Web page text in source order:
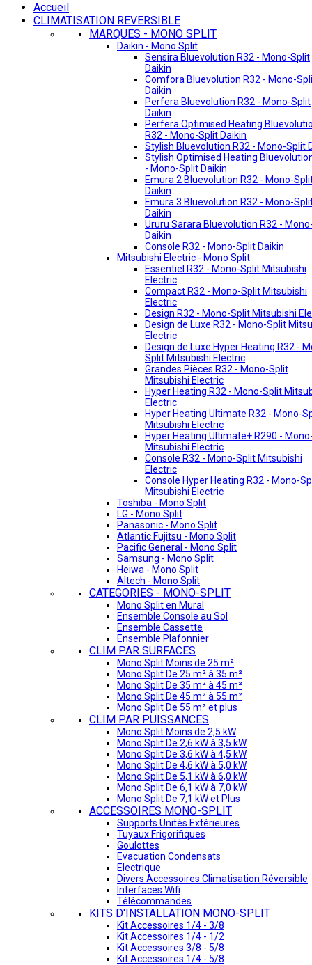
Accueil
CLIMATISATION REVERSIBLE
MARQUES - MONO SPLIT
Daikin - Mono Split
Sensira Bluevolution R32 - Mono-Split
Daikin
Comfora Bluevolution R32 - Mono-
Daikin
Perfera Bluevolution R32 - Mono-Split
Daikin
Perfera Optimised Heating
R32 - Mono-Split Daikin
Stylish Bluevolution R32 - Mono-Split
Stylish Optimised Heating
- Mono-Split Daikin
Emura 2 Bluevolution R32 - Mono-
Daikin
Emura 3 Bluevolution R32 - Mono-
Daikin
Ururu Sarara Bluevolution R32 -
Daikin
Console R32 - Mono-Split Daikin
Mitsubishi Electric - Mono Split
Essentiel R32 - Mono-Split Mitsubishi
Electric
Compact R32 - Mono-Split Mitsubishi
Electric
Design R32 - Mono-Split Mitsubishi
Design de Luxe R32 - Mono-Split
Electric
Design de Luxe Hyper Heating R32 -
Split Mitsubishi Electric
Grandes Pièces R32 - Mono-Split
Mitsubishi Electric
Hyper Heating R32 - Mono-Split
Electric
Hyper Heating Ultimate R32 - Mono-
Mitsubishi Electric
Hyper Heating Ultimate+ R290 -
Mitsubishi Electric
Console R32 - Mono-Split Mitsubishi
Electric
Console Hyper Heating R32 - Mono-
Mitsubishi Electric
Toshiba - Mono Split
LG - Mono Split
Panasonic - Mono Split
Atlantic Fujitsu - Mono Split
Pacific General - Mono Split
Samsung - Mono Split
Heiwa - Mono Split
Altech - Mono Split
CATEGORIES - MONO-SPLIT
Mono Split en Mural
Ensemble Console au Sol
Ensemble Cassette
Ensemble Plafonnier
CLIM PAR SURFACES
Mono Split Moins de 25 m²
Mono Split De 25 m² à 35 m²
Mono Split De 35 m² à 45 m²
Mono Split De 45 m² à 55 m²
Mono Split De 55 m² et plus
CLIM PAR PUISSANCES
Mono Split Moins de 2,5 kW
Mono Split De 2,6 kW à 3,5 kW
Mono Split De 3,6 kW à 4,5 kW
Mono Split De 4,6 kW à 5,0 kW
Mono Split De 5,1 kW à 6,0 kW
Mono Split De 6,1 kW à 7,0 kW
Mono Split De 7,1 kW et Plus
ACCESSOIRES MONO-SPLIT
Supports Unités Extérieures
Tuyaux Frigorifiques
Goulottes
Evacuation Condensats
Electrique
Divers Accessoires Climatisation Réversible
Interfaces Wifi
Télécommandes
KITS D'INSTALLATION MONO-SPLIT
Kit Accessoires 1/4 - 3/8
Kit Accessoires 1/4 - 1/2
Kit Accessoires 3/8 - 5/8
Kit Accessoires 1/4 - 5/8